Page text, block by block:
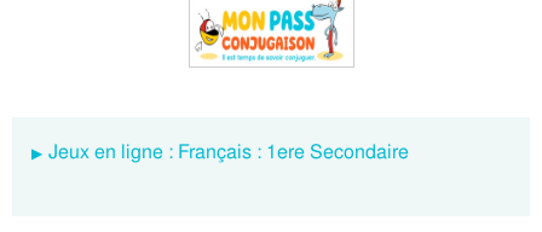
Jeux en ligne : Français : 1ere Secondaire